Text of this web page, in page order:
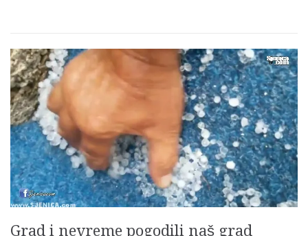
Grad i nevreme pogodili naš grad